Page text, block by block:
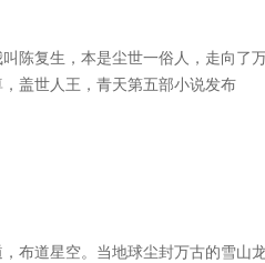
陈复生，本是尘世一俗人，走向
盖世人王，青天第五部小说发布
布道星空。当地球尘封万古的雪山